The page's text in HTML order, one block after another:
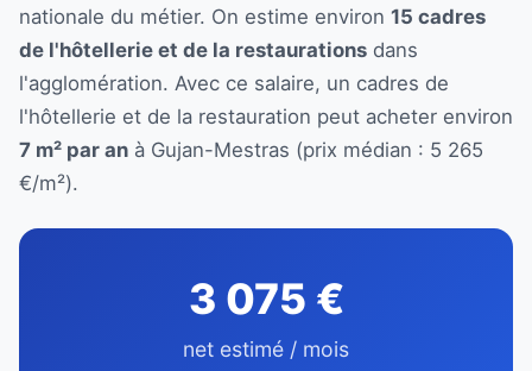
nationale du métier. On estime environ 15 cadres
de l'hôtellerie et de la restaurations dans
l'agglomération. Avec ce salaire, un cadres de
l'hôtellerie et de la restauration peut acheter environ
7 m² par an à Gujan-Mestras (prix médian : 5 265
€/m²).
3 075 €
net estimé / mois